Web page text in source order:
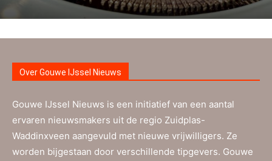
Over Gouwe IJssel Nieuws
Gouwe IJssel Nieuws is een initiatief van een aantal
ervaren nieuwsmakers uit de regio Zuidplas-
Waddinxveen aangevuld met nieuwe vrijwilligers. Ze
worden bijgestaan door verschillende tipgevers. Gouwe